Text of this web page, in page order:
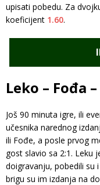
upisati pobedu. Za
koeficijent 1.60.
Leko – Fođa
Još 90 minuta igre, ili
učesnika narednog
ili Fođe, a posle prvog
gost slavio sa 2:1. Leku
doigravanju, pobedili su
brigu su im izdanja na